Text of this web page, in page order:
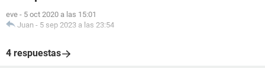
eve - 5 oct 2020 a las 15:01
Juan - 5 sep 2023 a las 23:54
4 respuestas